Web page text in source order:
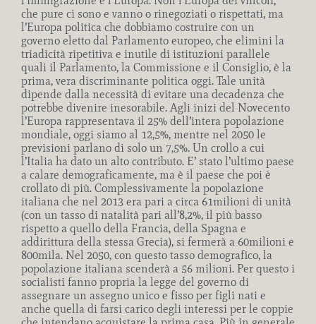
che pure ci sono e vanno o rinegoziati o rispettati, ma
l’Europa politica che dobbiamo costruire con un
governo eletto dal Parlamento europeo, che elimini la
triadicità ripetitiva e inutile di istituzioni parallele
quali il Parlamento, la Commissione e il Consiglio, è la
prima, vera discriminante politica oggi. Tale unità
dipende dalla necessità di evitare una decadenza che
potrebbe divenire inesorabile. Agli inizi del Novecento
l’Europa rappresentava il 25% dell’intera popolazione
mondiale, oggi siamo al 12,5%, mentre nel 2050 le
previsioni parlano di solo un 7,5%. Un crollo a cui
l’Italia ha dato un alto contributo. E’ stato l’ultimo paese
a calare demograficamente, ma è il paese che poi è
crollato di più. Complessivamente la popolazione
italiana che nel 2013 era pari a circa 61milioni di unità
(con un tasso di natalità pari all’8,2%, il più basso
rispetto a quello della Francia, della Spagna e
addirittura della stessa Grecia), si fermerà a 60milioni e
800mila. Nel 2050, con questo tasso demografico, la
popolazione italiana scenderà a 56 milioni. Per questo i
socialisti fanno propria la legge del governo di
assegnare un assegno unico e fisso per figli nati e
anche quella di farsi carico degli interessi per le coppie